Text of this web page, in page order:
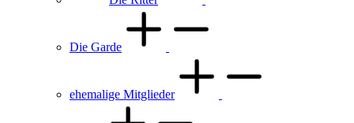
Die Garde
ehemalige Mitglieder